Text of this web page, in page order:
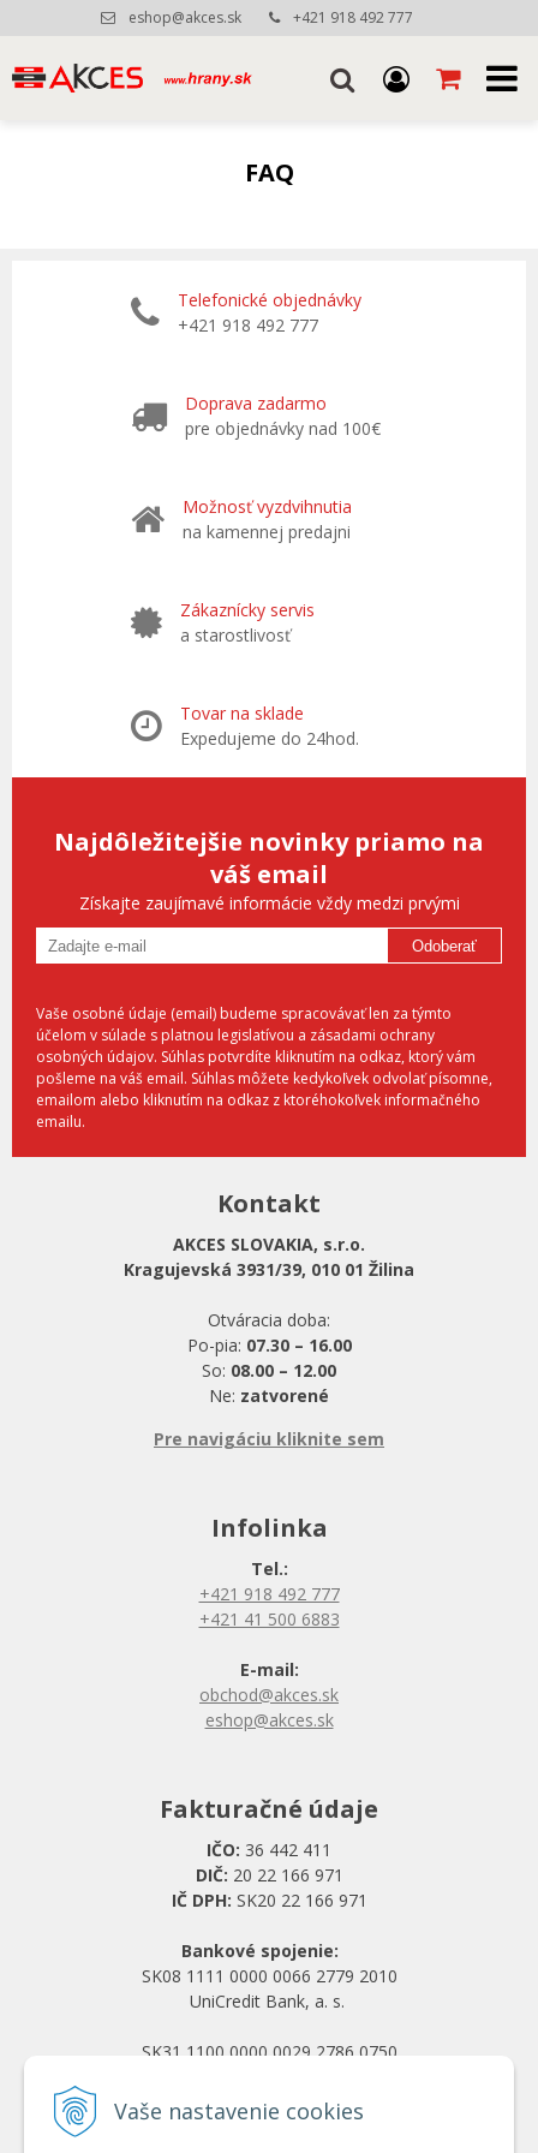
Vaše nastavenie cookies
eshop@akces.sk +421 918 492 777
FAQ
Telefonické objednávky
+421 918 492 777
Doprava zadarmo
pre objednávky nad 100€
Možnosť vyzdvihnutia
na kamennej predajni
Zákaznícky servis
a starostlivosť
Tovar na sklade
Expedujeme do 24hod.
Najdôležitejšie novinky priamo na
váš email
Získajte zaujímavé informácie vždy medzi prvými
Odoberať
Vaše osobné údaje (email) budeme spracovávať len za týmto
účelom v súlade s platnou legislatívou a zásadami ochrany
osobných údajov. Súhlas potvrdíte kliknutím na odkaz, ktorý vám
pošleme na váš email. Súhlas môžete kedykoľvek odvolať písomne,
emailom alebo kliknutím na odkaz z ktoréhokoľvek informačného
emailu.
Kontakt
AKCES SLOVAKIA, s.r.o.
Kragujevská 3931/39, 010 01 Žilina
Otváracia doba:
Po-pia: 07.30 – 16.00
So: 08.00 – 12.00
Ne: zatvorené
Pre navigáciu kliknite sem
Infolinka
Tel.:
+421 918 492 777
+421 41 500 6883
E-mail:
obchod@akces.sk
eshop@akces.sk
Fakturačné údaje
IČO: 36 442 411
DIČ: 20 22 166 971
IČ DPH: SK20 22 166 971
Bankové spojenie:
SK08 1111 0000 0066 2779 2010
UniCredit Bank, a. s.
SK31 1100 0000 0029 2786 0750